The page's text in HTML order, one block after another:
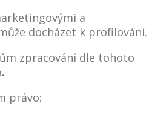
a
docházet k profilování.
zpracování dle tohoto
právo: